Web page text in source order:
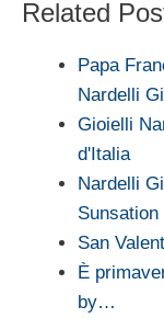
Related
Papa
Nardelli
Gioielli
d'Italia
Nardelli
Sunsation
San
È
by…